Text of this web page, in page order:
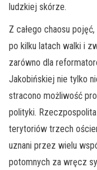
ludzkiej skórze.
Z całego chaosu
po kilku latach walki i
zarówno dla
Jakobińskiej nie tylko
stracono możliwość
polityki.
terytoriów trzech
uznani przez wielu
potomnych za wręcz